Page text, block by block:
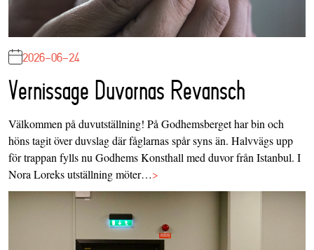
2026-06-24
Vernissage Duvornas Revansch
Välkommen på duvutställning! På Godhemsberget har bin och
höns tagit över duvslag där fåglarnas spår syns än. Halvvägs upp
för trappan fylls nu Godhems Konsthall med duvor från Istanbul. I
Nora Loreks utställning möter…>